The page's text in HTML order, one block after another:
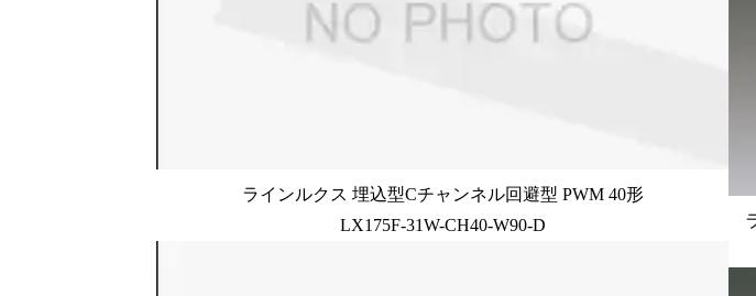
ラインルクス 埋込型Cチャンネル回避型 PWM 40形
LX175F-31W-CH40-W90-D